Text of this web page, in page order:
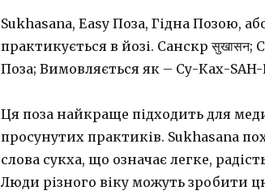
Sukhasana, Easy Поза, Гідна Позою,
практикується в йозі. Санскр सुखासन;
Поза; Вимовляється як – Су-Ках-
Ця поза найкраще підходить для
просунутих практиків. Sukhasana
слова сукха, що означає легке,
Люди різного віку можуть зробити